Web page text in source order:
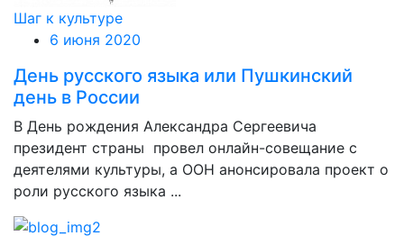
Шаг к культуре
6 июня 2020
День русского языка или Пушкинский
день в России
В День рождения Александра Сергеевича
президент страны провел онлайн-совещание с
деятелями культуры, а ООН анонсировала проект о
роли русского языка ...